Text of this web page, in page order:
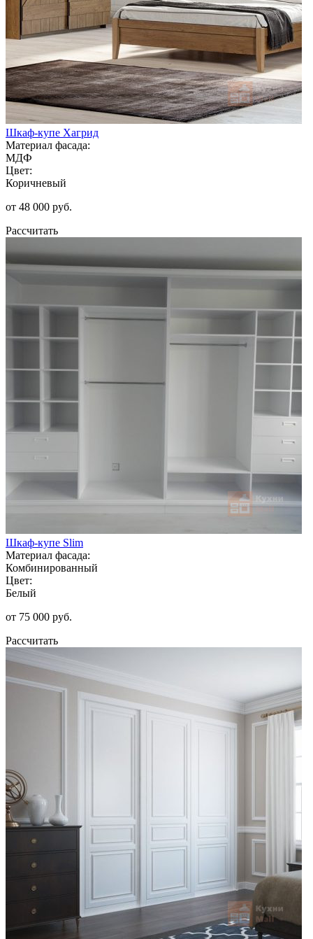
Шкаф-купе Хагрид
Материал фасада:
МДФ
Цвет:
Коричневый
от 48 000 руб.
Рассчитать
Шкаф-купе Slim
Материал фасада:
Комбинированный
Цвет:
Белый
от 75 000 руб.
Рассчитать